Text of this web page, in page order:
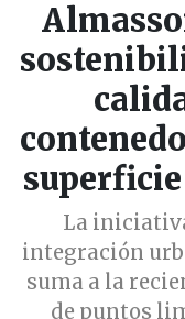
La
integración
suma a la
de puntos